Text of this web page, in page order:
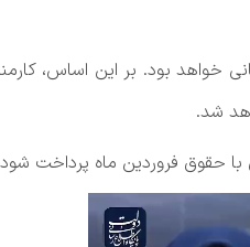
افزود: میزان افزایش حقوق از ۲۰ تا ۴۳ درصد و به صورت پلکانی
شد.